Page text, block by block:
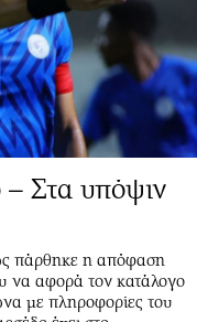
Στα υπόψιν
πάρθηκε η απόφαση
να αφορά τον κατάλογο
με πληροφορίες του